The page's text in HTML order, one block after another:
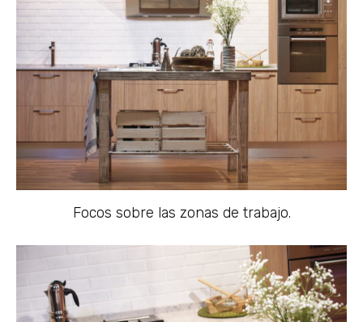
Focos sobre las zonas de trabajo.